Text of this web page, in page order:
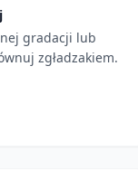
gradacji lub
zgładzakiem.